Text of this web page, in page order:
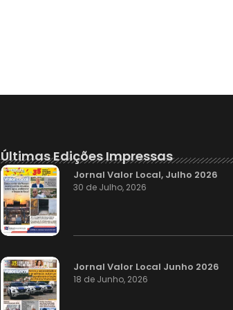
Últimas Edições Impressas
Jornal Valor Local, Julho 2026
30 de Julho, 2026
Jornal Valor Local Junho 2026
18 de Junho, 2026